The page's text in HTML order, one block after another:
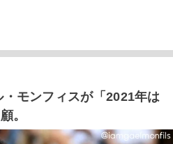
・モンフィスが「2021年は
。